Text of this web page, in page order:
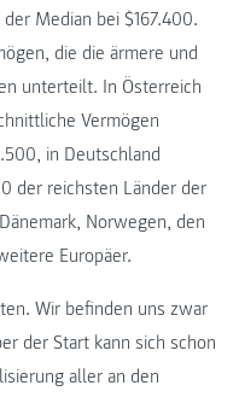
Median bei $167.400.
die die ärmere und
unterteilt. In Österreich
Vermögen
in Deutschland
der reichsten Länder der
Norwegen, den
Europäer.
Wir befinden uns zwar
der Start kann sich schon
aller an den